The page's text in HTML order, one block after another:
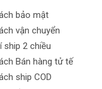
bảo mật
vận chuyển
ship 2 chiều
Bán hàng tử tế
ship COD